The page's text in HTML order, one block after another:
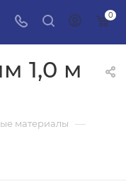
0
1,0 м
материалы —